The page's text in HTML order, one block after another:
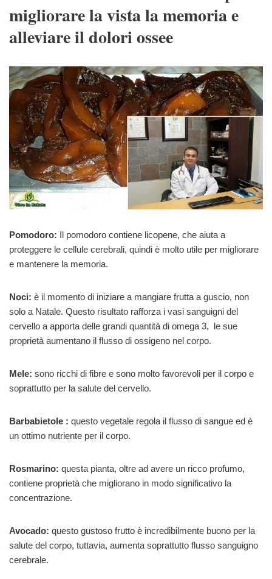
migliorare la vista la memoria e
alleviare il dolori ossee
Pomodoro: Il pomodoro contiene licopene, che aiuta a
proteggere le cellule cerebrali, quindi è molto utile per migliorare
e mantenere la memoria.
Noci: è il momento di iniziare a mangiare frutta a guscio, non
solo a Natale. Questo risultato rafforza i vasi sanguigni del
cervello a apporta delle grandi quantità di omega 3, le sue
proprietà aumentano il flusso di ossigeno nel corpo.
Mele: sono ricchi di fibre e sono molto favorevoli per il corpo e
soprattutto per la salute del cervello.
Barbabietole : questo vegetale regola il flusso di sangue ed è
un ottimo nutriente per il corpo.
Rosmarino: questa pianta, oltre ad avere un ricco profumo,
contiene proprietà che migliorano in modo significativo la
concentrazione.
Avocado: questo gustoso frutto è incredibilmente buono per la
salute del corpo, tuttavia, aumenta soprattutto flusso sanguigno
cerebrale.